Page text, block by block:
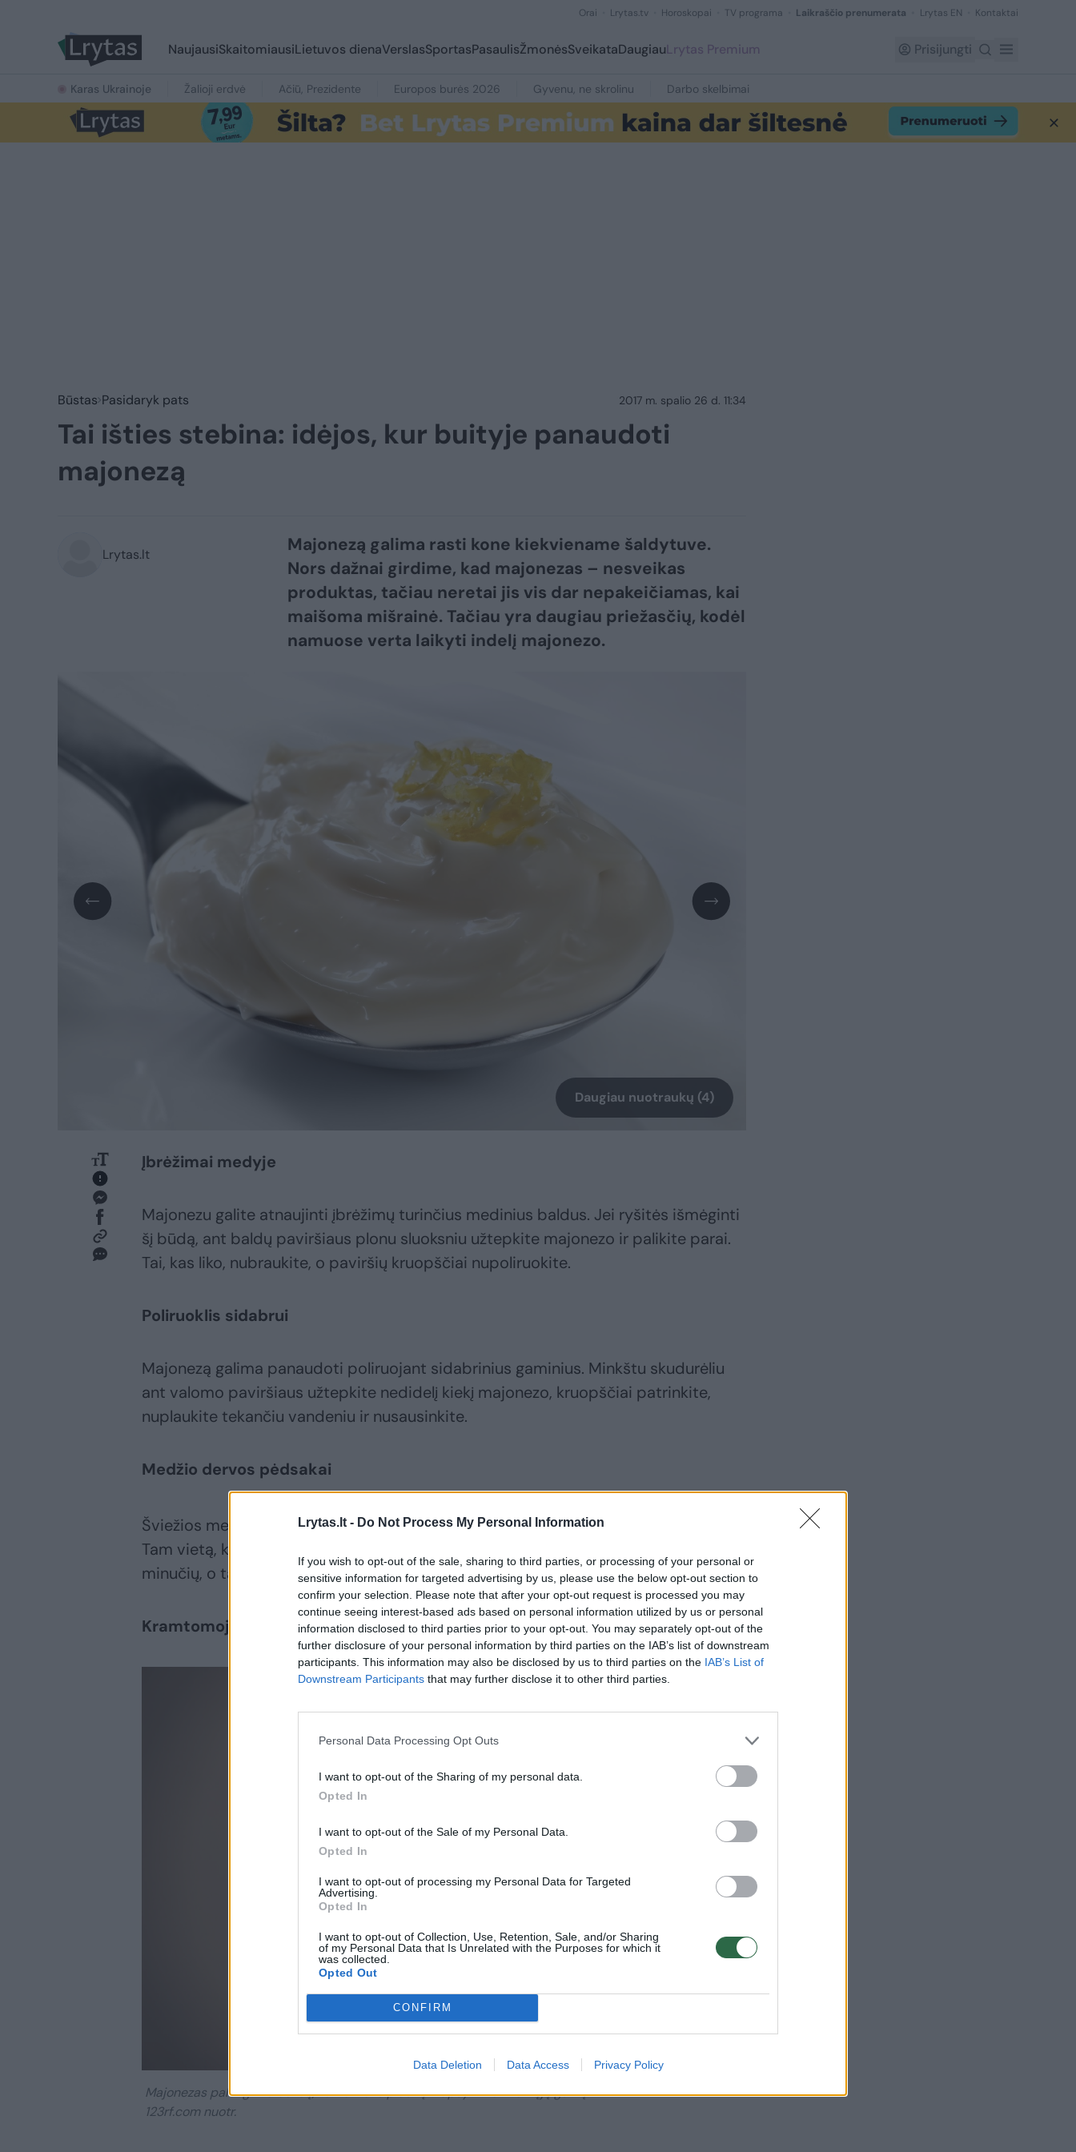
Lrytas.lt - Do Not Process My Personal Information
If you wish to opt-out of the sale, sharing to third parties, or processing of your personal or
sensitive information for targeted advertising by us, please use the below opt-out section to
confirm your selection. Please note that after your opt-out request is processed you may
continue seeing interest-based ads based on personal information utilized by us or personal
information disclosed to third parties prior to your opt-out. You may separately opt-out of the
further disclosure of your personal information by third parties on the IAB’s list of downstream
participants. This information may also be disclosed by us to third parties on the IAB’s List of
Downstream Participants that may further disclose it to other third parties.
Personal Data Processing Opt Outs
I want to opt-out of the Sharing of my personal data.
Opted In
I want to opt-out of the Sale of my Personal Data.
Opted In
I want to opt-out of processing my Personal Data for Targeted
Advertising.
Opted In
I want to opt-out of Collection, Use, Retention, Sale, and/or Sharing
of my Personal Data that Is Unrelated with the Purposes for which it
was collected.
Opted Out
CONFIRM
Data Deletion Data Access Privacy Policy
Orai Lrytas.tv Horoskopai TV programa Laikraščio prenumerata Lrytas EN Kontaktai
NaujausiSkaitomiausiLietuvos dienaVerslasSportasPasaulisŽmonėsSveikataDaugiauLrytas Premium Prisijungti
Karas Ukrainoje Žalioji erdvė Ačiū, Prezidente Europos burės 2026 Gyvenu, ne skrolinu Darbo skelbimai
Būstas Pasidaryk pats 2017 m. spalio 26 d. 11:34
Tai išties stebina: idėjos, kur buityje panaudoti
majonezą
Lrytas.lt
Majonezą galima rasti kone kiekviename šaldytuve.
Nors dažnai girdime, kad majonezas – nesveikas
produktas, tačiau neretai jis vis dar nepakeičiamas, kai
maišoma mišrainė. Tačiau yra daugiau priežasčių, kodėl
namuose verta laikyti indelį majonezo.
Daugiau nuotraukų (4)
Įbrėžimai medyje
Majonezu galite atnaujinti įbrėžimų turinčius medinius baldus. Jei ryšitės išmėginti
šį būdą, ant baldų paviršiaus plonu sluoksniu užtepkite majonezo ir palikite parai.
Tai, kas liko, nubraukite, o paviršių kruopščiai nupoliruokite.
Poliruoklis sidabrui
Majonezą galima panaudoti poliruojant sidabrinius gaminius. Minkštu skudurėliu
ant valomo paviršiaus užtepkite nedidelį kiekį majonezo, kruopščiai patrinkite,
nuplaukite tekančiu vandeniu ir nusausinkite.
Medžio dervos pėdsakai
Šviežios medžio dervos pėdsakus nuo mašinos kėbulo galima nuvalyti majonezu.
Tam vietą, kurią reikia nuvalyti, gausiai aptepkite majonezu, palikite keliolikai
minučių, o tada atidžiai nuvalykite, rašo novate.ru.
Kramtomoji guma plaukuose
Daugiau nuotraukų (4)
Majonezas palengvina darbą, kai tenka iš plaukų krapšyti kramtomąją gumą.
123rf.com nuotr.